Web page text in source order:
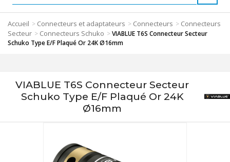
Accueil > Connecteurs et adaptateurs > Connecteurs > Connecteurs
Secteur > Connecteurs Schuko >VIABLUE T6S Connecteur Secteur
Schuko Type E/F Plaqué Or 24K Ø16mm
VIABLUE T6S Connecteur Secteur
Schuko Type E/F Plaqué Or 24K
Ø16mm